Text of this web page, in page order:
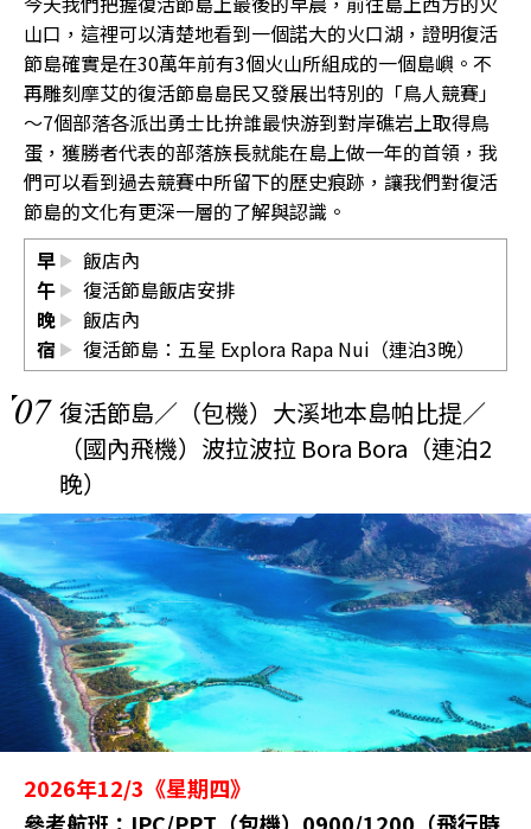
山口，這裡可以清楚地看到一個諾大的火口湖，證明復活
節島確實是在30萬年前有3個火山所組成的一個島嶼。不
再雕刻摩艾的復活節島島民又發展出特別的「鳥人競賽」
〜7個部落各派出勇士比拚誰最快游到對岸礁岩上取得鳥
蛋，獲勝者代表的部落族長就能在島上做一年的首領，我
們可以看到過去競賽中所留下的歷史痕跡，讓我們對復活
節島的文化有更深一層的了解與認識。
早
飯店內
午
復活節島飯店安排
晚
飯店內
宿
復活節島：五星 Explora Rapa Nui（連泊3晚）
07 復活節島／（包機）大溪地本島帕比提／
（國內飛機）波拉波拉 Bora Bora（連泊2
晚）
2026年12/3《星期四》
參考航班：IPC/PPT（包機）0900/1200（飛行時